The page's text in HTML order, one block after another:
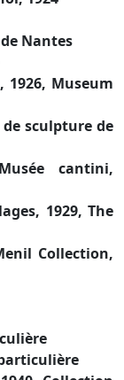
Nantes
1926, Museum
sculpture de
cantini,
1929, The
Collection,